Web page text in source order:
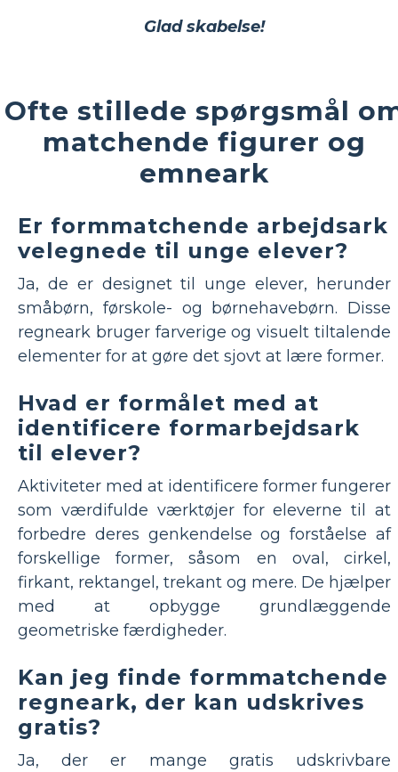
Glad skabelse!
Ofte stillede spørgsmål
matchende figurer og
emneark
Er formmatchende arbejdsark
velegnede til unge elever?
Ja, de er designet til unge elever, herunder
småbørn, førskole- og børnehavebørn. Disse
regneark bruger farverige og visuelt tiltalende
elementer for at gøre det sjovt at lære former.
Hvad er formålet med at
identificere formarbejdsark
til elever?
Aktiviteter med at identificere former fungerer
som værdifulde værktøjer for eleverne til at
forbedre deres genkendelse og forståelse af
forskellige former, såsom en oval, cirkel,
firkant, rektangel, trekant og mere. De hjælper
med at opbygge grundlæggende
geometriske færdigheder.
Kan jeg finde formmatchende
regneark, der kan udskrives
gratis?
Ja, der er mange gratis udskrivbare